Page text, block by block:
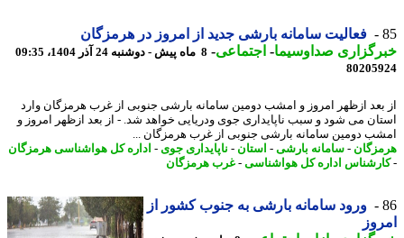
فعالیت سامانه بارشی جدید از امروز در هرمزگان
صداوسیما-اجتماعی-8 ماه پیش - دوشنبه 24 آذر 1404، 09:35
ازظهر امروز و امشب دومین سامانه بارشی جنوبی از غرب هرمزگان وارد
می شود و سبب ناپایداری جوی ودریایی خواهد شد. - از بعد ازظهر امروز و
دومین سامانه بارشی جنوبی از غرب هرمزگان ...
-سامانه بارشی -استان-ناپایداری جوی-اداره کل هواشناسی هرمزگان
اداره کل هواشناسی-غرب هرمزگان
ورود سامانه بارشی به جنوب کشور از